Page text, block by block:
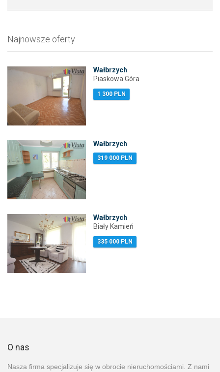
Najnowsze oferty
Wałbrzych
Piaskowa Góra
1 300 PLN
Wałbrzych
319 000 PLN
Wałbrzych
Biały Kamień
335 000 PLN
O nas
Nasza firma specjalizuje się w obrocie nieruchomościami. Z nami